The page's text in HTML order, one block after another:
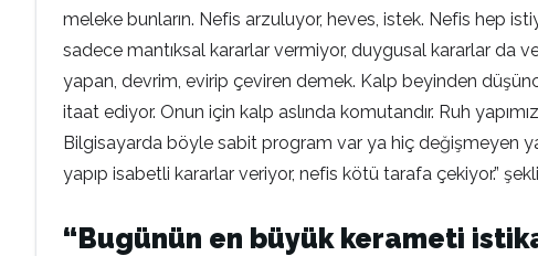
meleke bunların. Nefis arzuluyor, heves, istek. Nefis hep
sadece mantıksal kararlar vermiyor, duygusal kararlar da
yapan, devrim, evirip çeviren demek. Kalp beyinden
itaat ediyor. Onun için kalp aslında komutandır. Ruh
Bilgisayarda böyle sabit program var ya hiç değişmeyen
yapıp isabetli kararlar veriyor, nefis kötü tarafa çekiyor.”
“Bugünün en büyük kerameti